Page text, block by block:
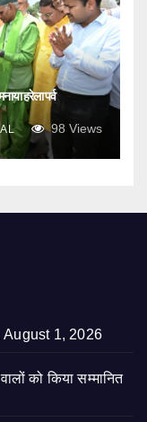
हरेला पर्व
98 Views
August 1, 2026
को किया सम्मानित